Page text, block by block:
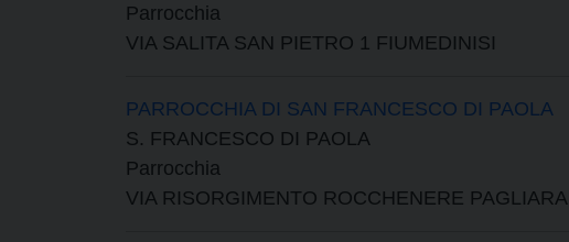
Parrocchia
VIA SALITA SAN PIETRO 1 FIUMEDINISI
PARROCCHIA DI SAN FRANCESCO DI PAOLA
S. FRANCESCO DI PAOLA
Parrocchia
VIA RISORGIMENTO ROCCHENERE PAGLIARA